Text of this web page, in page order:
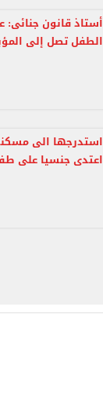
أستاذ قانون جنائى:
الطفل تصل إلى
اعتدى جنسيا على